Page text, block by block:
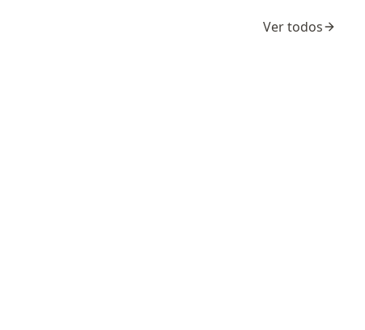
Ver todos